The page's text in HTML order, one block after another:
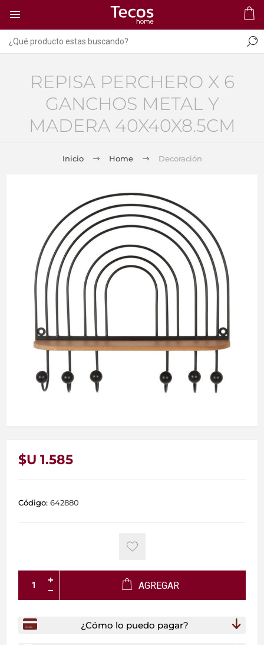
REPISA PERCHERO X 6
GANCHOS METAL Y
MADERA 40X40X8.5CM
Inicio Home Decoración
$U 1.585
Código: 642880
AGREGAR
¿Cómo lo puedo pagar?